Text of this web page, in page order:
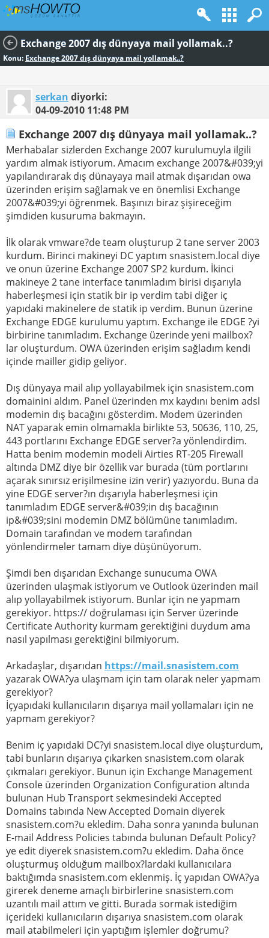
Exchange 2007 dış dünyaya mail yollamak..?
Konu: Exchange 2007 dış dünyaya mail yollamak..?
serkan diyorki:
04-09-2010 11:48 PM
Exchange 2007 dış dünyaya mail yollamak..?
Merhabalar sizlerden Exchange 2007 kurulumuyla ilgili
yardım almak istiyorum. Amacım exchange 2007&#039;yi
yapılandırarak dış dünayaya mail atmak dışarıdan owa
üzerinden erişim sağlamak ve en önemlisi Exchange
2007&#039;yi öğrenmek. Başınızı biraz şişireceğim
şimdiden kusuruma bakmayın.
İlk olarak vmware?de team oluşturup 2 tane server 2003
kurdum. Birinci makineyi DC yaptım snasistem.local diye
ve onun üzerine Exchange 2007 SP2 kurdum. İkinci
makineye 2 tane interface tanımladım birisi dışarıyla
haberleşmesi için statik bir ip verdim tabi diğer iç
yapıdaki makinelere de statik ip verdim. Bunun üzerine
Exchange EDGE kurulumu yaptım. Exchange ile EDGE ?yi
birbirine tanımladım. Exchange üzerinde yeni mailbox?
lar oluşturdum. OWA üzerinden erişim sağladım kendi
içinde mailler gidip geliyor.
Dış dünyaya mail alıp yollayabilmek için snasistem.com
domainini aldım. Panel üzerinden mx kaydını benim adsl
modemin dış bacağını gösterdim. Modem üzerinden
NAT yaparak emin olmamakla birlikte 53, 50636, 110, 25,
443 portlarını Exchange EDGE server?a yönlendirdim.
Hatta benim modemin modeli Airties RT-205 Firewall
altında DMZ diye bir özellik var burada (tüm portlarını
açarak sınırsız erişilmesine izin verir) yazıyordu. Buna da
yine EDGE server?ın dışarıyla haberleşmesi için
tanımladım EDGE server&#039;in dış bacağının
ip&#039;sini modemin DMZ bölümüne tanımladım.
Domain tarafından ve modem tarafından
yönlendirmeler tamam diye düşünüyorum.
Şimdi ben dışarıdan Exchange sunucuma OWA
üzerinden ulaşmak istiyorum ve Outlook üzerinden mail
alıp yollayabilmek istiyorum. Bunlar için ne yapmam
gerekiyor. https:// doğrulaması için Server üzerinde
Certificate Authority kurmam gerektiğini duydum ama
nasıl yapılması gerektiğini bilmiyorum.
Arkadaşlar, dışarıdan https://mail.snasistem.com
yazarak OWA?ya ulaşmam için tam olarak neler yapmam
gerekiyor?
İçyapıdaki kullanıcıların dışarıya mail yollamaları için ne
yapmam gerekiyor?
Benim iç yapıdaki DC?yi snasistem.local diye oluşturdum,
tabi bunların dışarıya çıkarken snasistem.com olarak
çıkmaları gerekiyor. Bunun için Exchange Management
Console üzerinden Organization Configuration altında
bulunan Hub Transport sekmesindeki Accepted
Domains tabında New Accepted Domain diyerek
snasistem.com?u ekledim. Daha sonra yanında bulunan
E-mail Address Policies tabında bulunan Default Policy?
ye edit diyerek snasistem.com?u ekledim. Daha önce
oluşturmuş olduğum mailbox?lardaki kullanıcılara
baktığımda snasistem.com eklenmiş. İç yapıdan OWA?ya
girerek deneme amaçlı birbirlerine snasistem.com
uzantılı mail attım ve gitti. Burada sormak istediğim
içerideki kullanıcıların dışarıya snasistem.com olarak
mail atabilmeleri için yaptığım işlemler doğrumu?